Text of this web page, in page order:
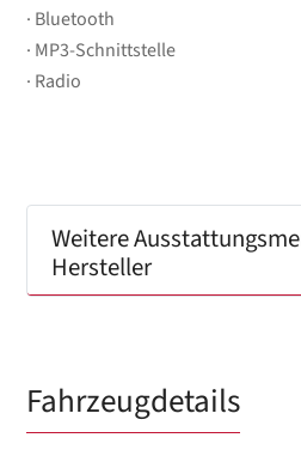
Bluetooth
MP3-Schnittstelle
Radio
Weitere
Hersteller
Fahrzeugdetails